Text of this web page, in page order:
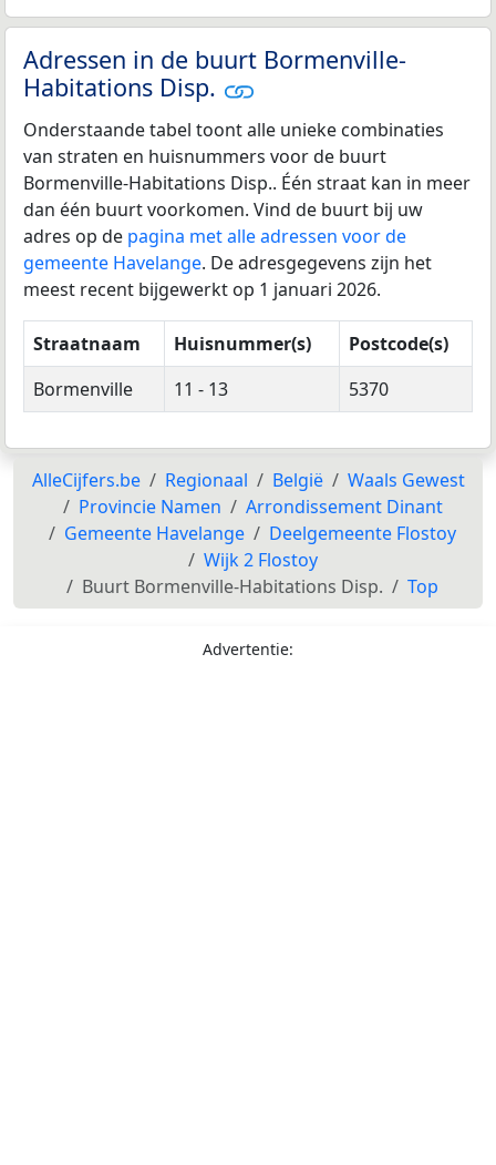
Adressen in de buurt Bormenville-
Habitations Disp.
Onderstaande tabel toont alle unieke combinaties
van straten en huisnummers voor de buurt
Bormenville-Habitations Disp.. Één straat kan in meer
dan één buurt voorkomen. Vind de buurt bij uw
adres op de pagina met alle adressen voor de
gemeente Havelange. De adresgegevens zijn het
meest recent bijgewerkt op 1 januari 2026.
Straatnaam Huisnummer(s)
Postcode(s)
Bormenville
11 - 13 5370
AlleCijfers.be Regionaal België
Waals Gewest
Provincie Namen
Arrondissement Dinant
Gemeente Havelange
Deelgemeente Flostoy
Wijk 2 Flostoy
Buurt Bormenville-Habitations Disp.
Top
Advertentie: